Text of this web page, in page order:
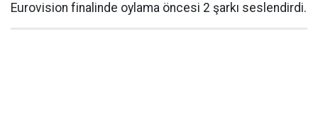
Eurovision finalinde oylama öncesi 2 şarkı seslendirdi.